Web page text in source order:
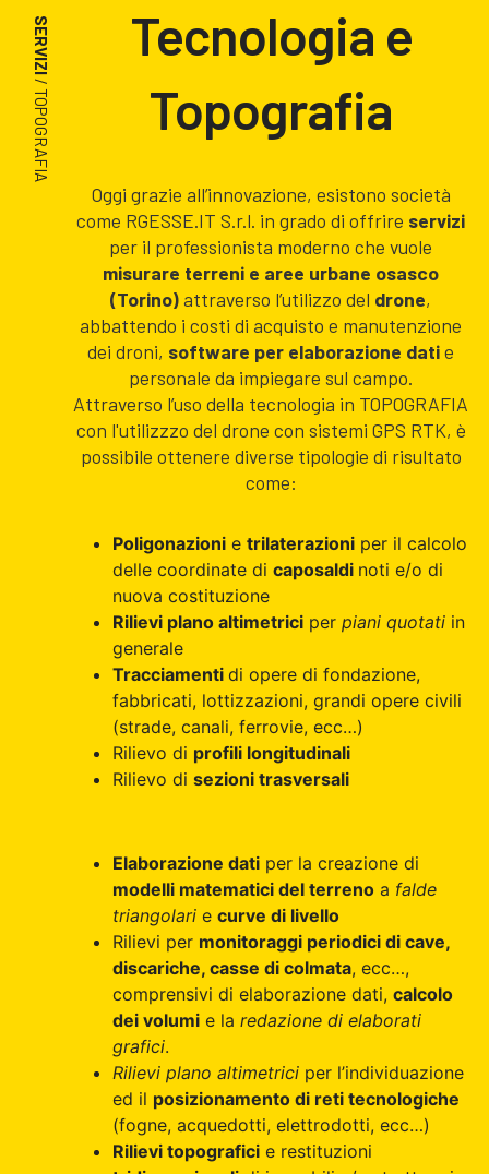
SERVIZI
/ TOPOGRAFIA
Tecnologia e
Topografia
Oggi grazie all’innovazione, esistono società
come RGESSE.IT S.r.l. in grado di offrire servizi
per il professionista moderno che vuole
misurare terreni e aree urbane osasco
(Torino)attraverso l’utilizzo del drone,
abbattendo i costi di acquisto e manutenzione
dei droni, software per elaborazione datie
personale da impiegare sul campo.
Attraverso l’uso della tecnologia in TOPOGRAFIA
con l'utilizzzo del drone con sistemi GPS RTK, è
possibile ottenere diverse tipologie di risultato
come:
Poligonazioni e trilaterazioni per il calcolo
delle coordinate di caposaldi noti e/o di
nuova costituzione
Rilievi plano altimetrici per piani quotati in
generale
Tracciamenti di opere di fondazione,
fabbricati, lottizzazioni, grandi opere civili
(strade, canali, ferrovie, ecc…)
Rilievo di profili longitudinali
Rilievo di sezioni trasversali
Elaborazione dati per la creazione di
modelli matematici del terreno a falde
triangolari e curve di livello
Rilievi per monitoraggi periodici di cave,
discariche, casse di colmata, ecc…,
comprensivi di elaborazione dati, calcolo
dei volumi e la redazione di elaborati
grafici.
Rilievi plano altimetrici per l’individuazione
ed il posizionamento di reti tecnologiche
(fogne, acquedotti, elettrodotti, ecc…)
Rilievi topografici e restituzioni